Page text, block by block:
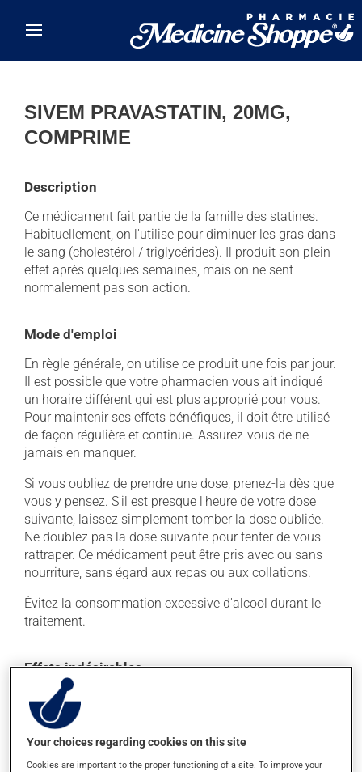
SIVEM PRAVASTATIN, 20MG,
COMPRIME
Description
Ce médicament fait partie de la famille des statines.
Habituellement, on l'utilise pour diminuer les gras dans
le sang (cholestérol / triglycérides). Il produit son plein
effet après quelques semaines, mais on ne sent
normalement pas son action.
Mode d'emploi
En règle générale, on utilise ce produit une fois par jour.
Il est possible que votre pharmacien vous ait indiqué
un horaire différent qui est plus approprié pour vous.
Pour maintenir ses effets bénéfiques, il doit être utilisé
de façon régulière et continue. Assurez-vous de ne
jamais en manquer.
Si vous oubliez de prendre une dose, prenez-la dès que
vous y pensez. S'il est presque l'heure de votre dose
suivante, laissez simplement tomber la dose oubliée.
Ne doublez pas la dose suivante pour tenter de vous
rattraper. Ce médicament peut être pris avec ou sans
nourriture, sans égard aux repas ou aux collations.
Évitez la consommation excessive d'alcool durant le
traitement.
Effets indésirables
En plus de ses effets recherchés, ce produit peut à
l'occasion entraîner certains effets indésirables (effets
secondaires), notamment :
il peut causer des maux de tête;
Your choices regarding cookies on this site
Cookies are important to the proper functioning of a site. To improve your